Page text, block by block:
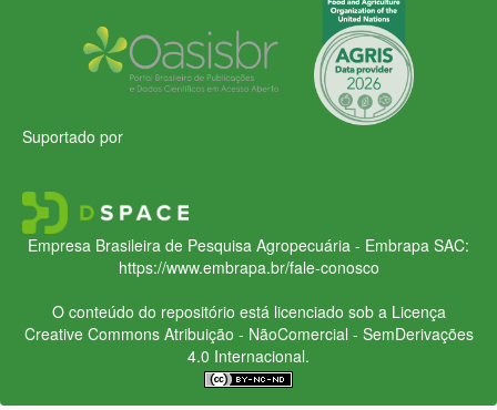
Suportado por
Empresa Brasileira de Pesquisa Agropecuária - Embrapa SAC:
https://www.embrapa.br/fale-conosco
O conteúdo do repositório está licenciado sob a Licença
Creative CommonsAtribuição - NãoComercial - SemDerivações
4.0 Internacional.